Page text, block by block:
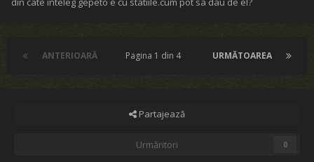
ANTERIOARĂ URMĂTOAREA
Pagina 1 din 4
Partajează
Urmăritori 0